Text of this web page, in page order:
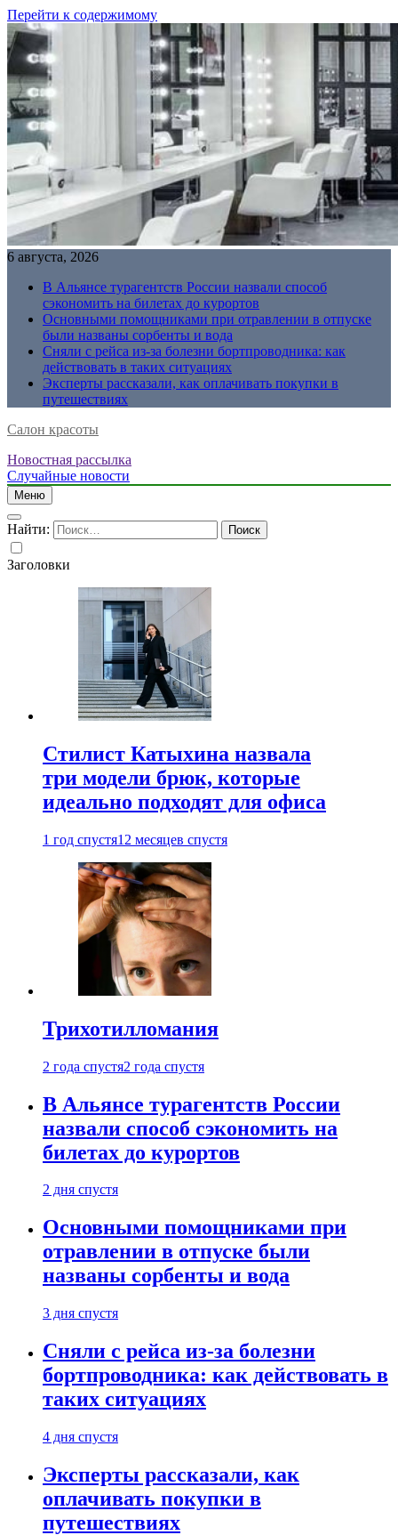
Перейти к содержимому
6 августа, 2026
В Альянсе турагентств России назвали способ
сэкономить на билетах до курортов
Основными помощниками при отравлении в отпуске
были названы сорбенты и вода
Сняли с рейса из-за болезни бортпроводника: как
действовать в таких ситуациях
Эксперты рассказали, как оплачивать покупки в
путешествиях
Салон красоты
Новостная рассылка
Случайные новости
Меню
Найти:
Заголовки
Стилист Катыхина назвала
три модели брюк, которые
идеально подходят для офиса
1 год спустя12 месяцев спустя
Трихотилломания
2 года спустя2 года спустя
В Альянсе турагентств России
назвали способ сэкономить на
билетах до курортов
2 дня спустя
Основными помощниками при
отравлении в отпуске были
названы сорбенты и вода
3 дня спустя
Сняли с рейса из-за болезни
бортпроводника: как действовать в
таких ситуациях
4 дня спустя
Эксперты рассказали, как
оплачивать покупки в
путешествиях